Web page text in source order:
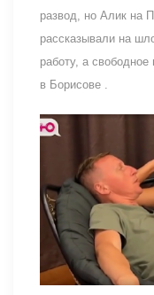
развод, но Алик на
рассказывали на
работу, а
в Борисове .